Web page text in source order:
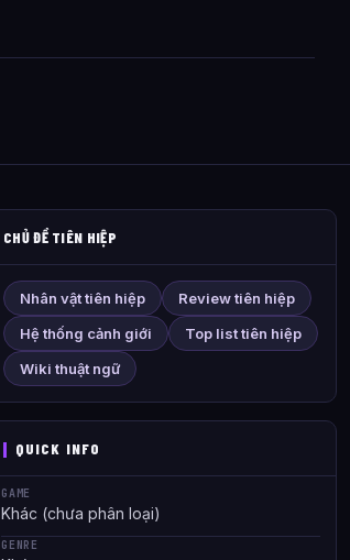
CHỦ ĐỀ TIÊN HIỆP
Nhân vật tiên hiệp
Review tiên hiệp
Hệ thống cảnh giới
Top list tiên hiệp
Wiki thuật ngữ
QUICK INFO
GAME
Khác (chưa phân loại)
GENRE